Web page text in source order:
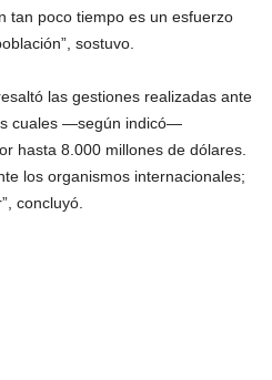
tan poco tiempo es un esfuerzo
sostuvo.
las gestiones realizadas ante
cuales —según indicó—
hasta 8.000 millones de dólares.
los organismos internacionales;
concluyó.